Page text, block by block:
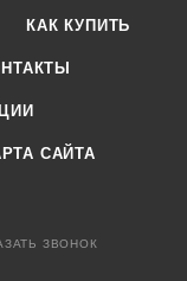
КАК КУПИТЬ
САЙТА
ЗВОНОК